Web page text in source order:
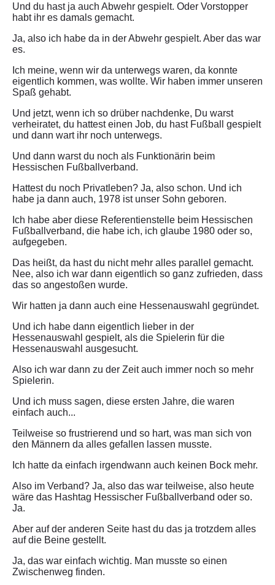
Und du hast ja auch Abwehr gespielt. Oder Vorstopper
habt ihr es damals gemacht.
Ja, also ich habe da in der Abwehr gespielt. Aber das war
es.
Ich meine, wenn wir da unterwegs waren, da konnte
eigentlich kommen, was wollte. Wir haben immer unseren
Spaß gehabt.
Und jetzt, wenn ich so drüber nachdenke, Du warst
verheiratet, du hattest einen Job, du hast Fußball gespielt
und dann wart ihr noch unterwegs.
Und dann warst du noch als Funktionärin beim
Hessischen Fußballverband.
Hattest du noch Privatleben? Ja, also schon. Und ich
habe ja dann auch, 1978 ist unser Sohn geboren.
Ich habe aber diese Referentienstelle beim Hessischen
Fußballverband, die habe ich, ich glaube 1980 oder so,
aufgegeben.
Das heißt, da hast du nicht mehr alles parallel gemacht.
Nee, also ich war dann eigentlich so ganz zufrieden, dass
das so angestoßen wurde.
Wir hatten ja dann auch eine Hessenauswahl gegründet.
Und ich habe dann eigentlich lieber in der
Hessenauswahl gespielt, als die Spielerin für die
Hessenauswahl ausgesucht.
Also ich war dann zu der Zeit auch immer noch so mehr
Spielerin.
Und ich muss sagen, diese ersten Jahre, die waren
einfach auch...
Teilweise so frustrierend und so hart, was man sich von
den Männern da alles gefallen lassen musste.
Ich hatte da einfach irgendwann auch keinen Bock mehr.
Also im Verband? Ja, also das war teilweise, also heute
wäre das Hashtag Hessischer Fußballverband oder so.
Ja.
Aber auf der anderen Seite hast du das ja trotzdem alles
auf die Beine gestellt.
Ja, das war einfach wichtig. Man musste so einen
Zwischenweg finden.